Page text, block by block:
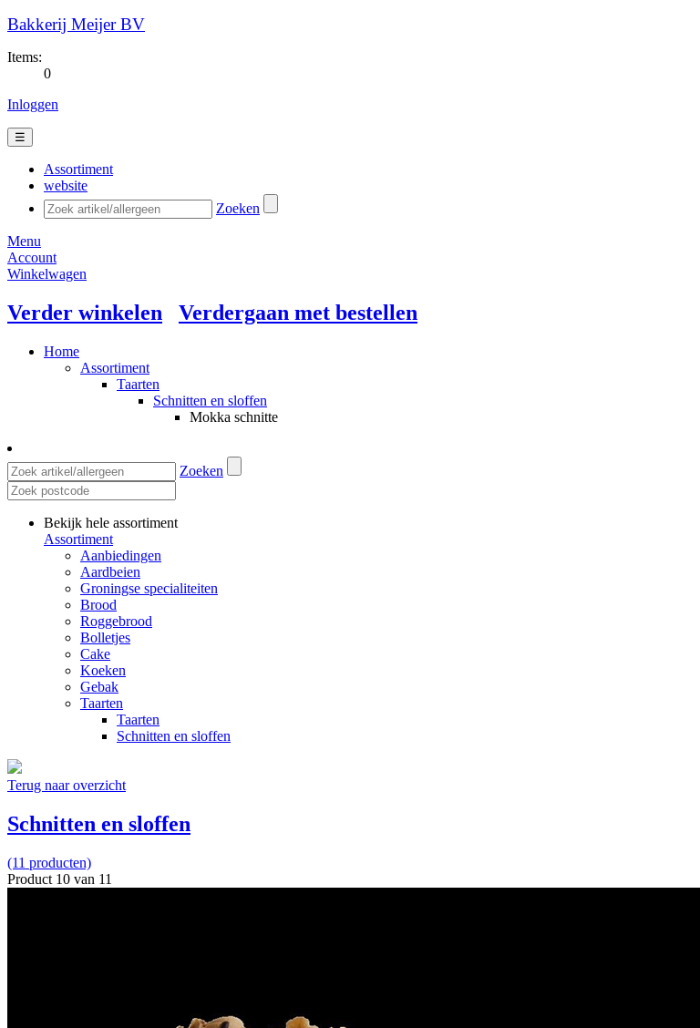
Bakkerij Meijer BV
Items:
0
Inloggen
☰
Assortiment
website
Zoeken
Menu
Account
Winkelwagen
Verder winkelen Verdergaan met bestellen
Home
Assortiment
Taarten
Schnitten en sloffen
Mokka schnitte
Zoeken
Bekijk hele assortiment
Assortiment
Aanbiedingen
Aardbeien
Groningse specialiteiten
Brood
Roggebrood
Bolletjes
Cake
Koeken
Gebak
Taarten
Taarten
Schnitten en sloffen
Terug naar overzicht
Schnitten en sloffen
(11 producten)
Product 10 van 11